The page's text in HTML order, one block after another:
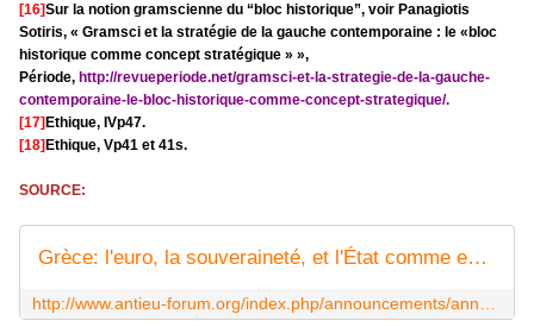
[16]Sur la notion gramscienne du “bloc historique”, voir Panagiotis
Sotiris, « Gramsci et la stratégie de la gauche contemporaine : le «bloc
historique comme concept stratégique » »,
Période, http://revueperiode.net/gramsci-et-la-strategie-de-la-gauche-
contemporaine-le-bloc-historique-comme-concept-strategique/.
[17] Ethique, IVp47.
[18] Ethique, Vp41 et 41s.
SOURCE:
Grèce: l'euro, la souveraineté, et l'État comme enjeux de la stratégie de la gauche